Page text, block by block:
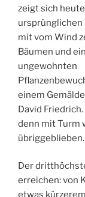
zeigt sich
ursprünglichen
mit vom Wind
Bäumen und
ungewohnten
einem
David
denn mit Turm
übriggeblieben.
Der
erreichen: von
etwas